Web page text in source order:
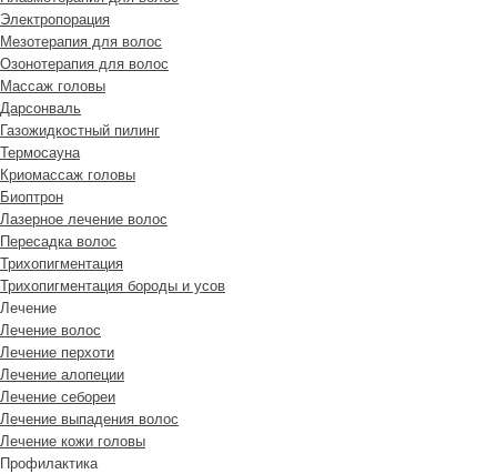
Электропорация
Мезотерапия для волос
Озонотерапия для волос
Массаж головы
Дарсонваль
Газожидкостный пилинг
Термосауна
Криомассаж головы
Биоптрон
Лазерное лечение волос
Пересадка волос
Трихопигментация
Трихопигментация бороды и усов
Лечение
Лечение волос
Лечение перхоти
Лечение алопеции
Лечение себореи
Лечение выпадения волос
Лечение кожи головы
Профилактика